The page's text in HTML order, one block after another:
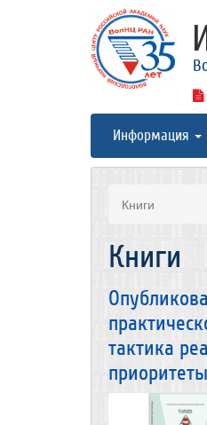
Информация
Книги
Книги
тактика